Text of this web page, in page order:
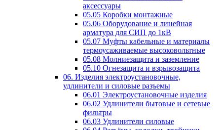
аксессуары
05.05 Коробки монтажные
05.06 Оборудование и линейная
арматура для СИП до 1кВ
05.07 Муфты кабельные и материалы
термоусаживаемые высоковольтные
05.08 Молниезащита и заземление
05.10 Огнезащита и взрывозащита
06. Изделия электроустановочные,
удлинители и силовые разъемы
06.01 Электроустановочные изделия
06.02 Удлинители бытовые и сетевые
фильтры
06.03 Удлинители силовые